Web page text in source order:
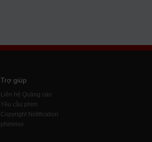
Trợ giúp
Liên hệ Quảng cáo
Yêu cầu phim
Copyright Notification
phimmoi